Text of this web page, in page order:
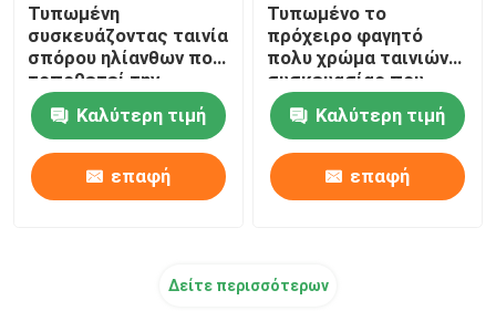
Τυπωμένη
συσκευάζοντας ταινία
σπόρου ηλίανθων που
τοποθετεί την
πλαστική εύκαμπτη
συσκευάζοντας ταινία
τροφίμων σε
στρώματα
Καλύτερη τιμή
επαφή
Τυπωμένο το
πρόχειρο φαγητό
πολυ χρώμα ταινιών
συσκευασίας που
τυπώνεται
συρρικνώνεται τα
τρόφιμα γαλάτων σε
σκόνη ταινιών
Καλύτερη τιμή
επαφή
Δείτε περισσότερων